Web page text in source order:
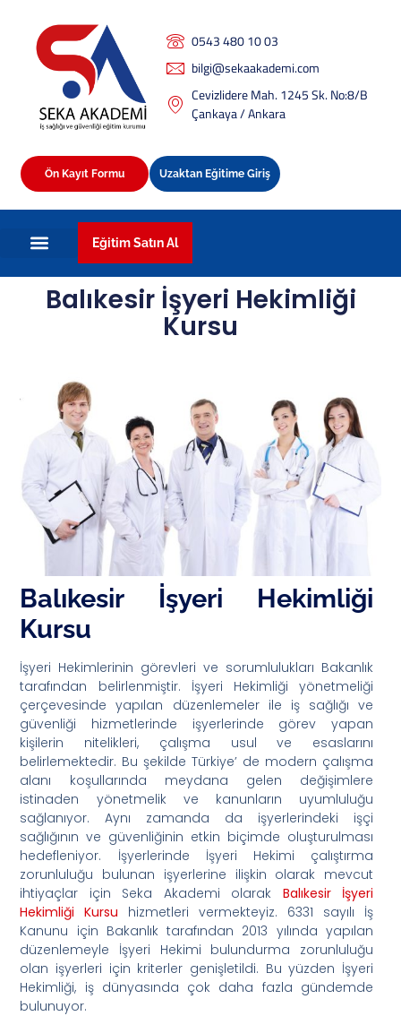
0543 480 10 03
bilgi@sekaakademi.com
Cevizlidere Mah. 1245 Sk. No:8/B
Çankaya / Ankara
Ön Kayıt Formu Uzaktan Eğitime Giriş
Eğitim Satın Al
Balıkesir İşyeri Hekimliği
Kursu
Balıkesir İşyeri Hekimliği
Kursu
İşyeri Hekimlerinin görevleri ve sorumlulukları Bakanlık
tarafından belirlenmiştir. İşyeri Hekimliği yönetmeliği
çerçevesinde yapılan düzenlemeler ile iş sağlığı ve
güvenliği hizmetlerinde işyerlerinde görev yapan
kişilerin nitelikleri, çalışma usul ve esaslarını
belirlemektedir. Bu şekilde Türkiye’ de modern çalışma
alanı koşullarında meydana gelen değişimlere
istinaden yönetmelik ve kanunların uyumluluğu
sağlanıyor. Aynı zamanda da işyerlerindeki işçi
sağlığının ve güvenliğinin etkin biçimde oluşturulması
hedefleniyor. İşyerlerinde İşyeri Hekimi çalıştırma
zorunluluğu bulunan işyerlerine ilişkin olarak mevcut
ihtiyaçlar için Seka Akademi olarak Balıkesir İşyeri
Hekimliği Kursu hizmetleri vermekteyiz. 6331 sayılı İş
Kanunu için Bakanlık tarafından 2013 yılında yapılan
düzenlemeyle İşyeri Hekimi bulundurma zorunluluğu
olan işyerleri için kriterler genişletildi. Bu yüzden İşyeri
Hekimliği, iş dünyasında çok daha fazla gündemde
bulunuyor.